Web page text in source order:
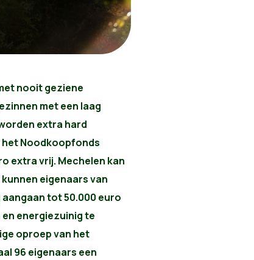
nooit geziene
met een laag
extra hard
het Noodkoopfonds
extra vrij. Mechelen kan
eigenaars van
tot 50.000 euro
energiezuinig te
oproep van het
96 eigenaars een